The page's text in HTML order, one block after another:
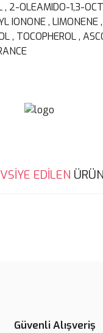
, 2-OLEAMIDO-1,3-
IONONE , LIMONENE ,
, TOCOPHEROL ,
resim, ürün
noktaları öneri
EDİLEN
Güvenli Alışveriş